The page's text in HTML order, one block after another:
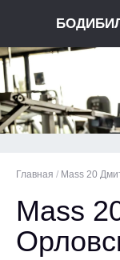
Главная / Mass 20
Mass